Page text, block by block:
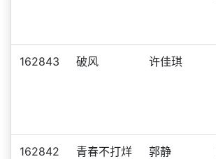
162843 破风 许佳琪
162842 青春不打烊 郭静